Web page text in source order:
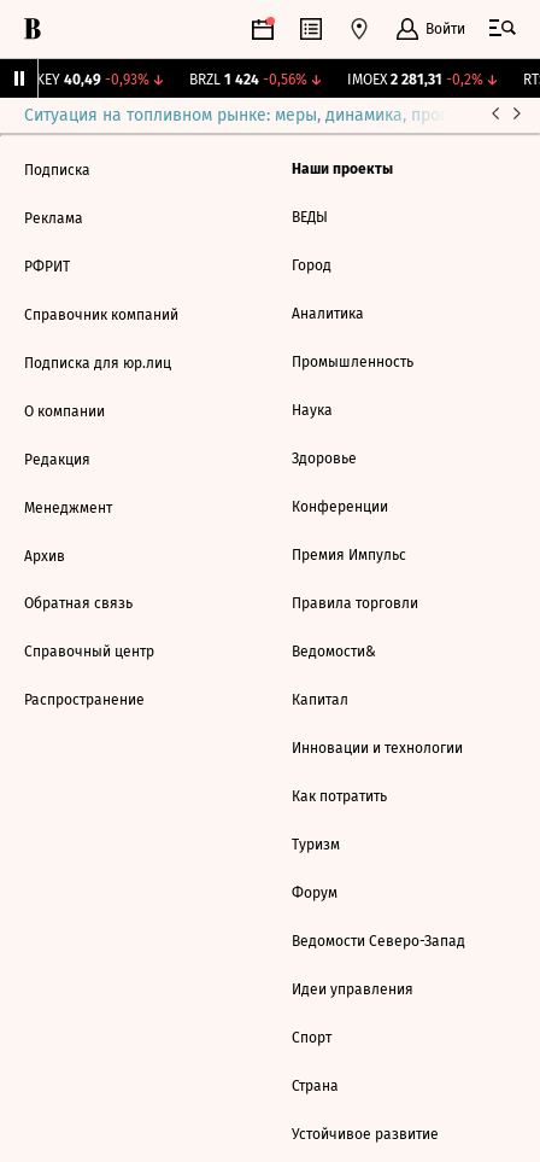
Войти
OKEY 40,49 -0,93%↓ BRZL 1 424 -0,56%↓ IMOEX 2 281,31 -0,2%↓
Ситуация на топливном рынке: меры, динамика, прогнозы
Подписка
Реклама
РФРИТ
Справочник компаний
Подписка для юр.лиц
О компании
Редакция
Менеджмент
Архив
Обратная связь
Справочный центр
Распространение
Наши проекты
ВЕДЫ
Город
Аналитика
Промышленность
Наука
Здоровье
Конференции
Премия Импульс
Правила торговли
Ведомости&
Капитал
Инновации и технологии
Как потратить
Туризм
Форум
Ведомости Северо-Запад
Идеи управления
Спорт
Страна
Устойчивое развитие